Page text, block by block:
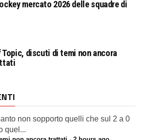
mercato 2026 delle squadre di
Topic, discuti di temi non ancora
non sopporto quelli che sul 2 a 0
quel...